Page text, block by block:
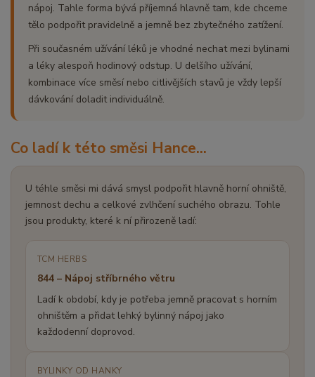
nápoj. Tahle forma bývá příjemná hlavně tam, kde chceme
tělo podpořit pravidelně a jemně bez zbytečného zatížení.
Při současném užívání léků je vhodné nechat mezi bylinami
a léky alespoň hodinový odstup. U delšího užívání,
kombinace více směsí nebo citlivějších stavů je vždy lepší
dávkování doladit individuálně.
Co ladí k této směsi Hance...
U téhle směsi mi dává smysl podpořit hlavně horní ohniště,
jemnost dechu a celkové zvlhčení suchého obrazu. Tohle
jsou produkty, které k ní přirozeně ladí:
TCM HERBS
844 – Nápoj stříbrného větru
Ladí k období, kdy je potřeba jemně pracovat s horním
ohništěm a přidat lehký bylinný nápoj jako
každodenní doprovod.
BYLINKY OD HANKY